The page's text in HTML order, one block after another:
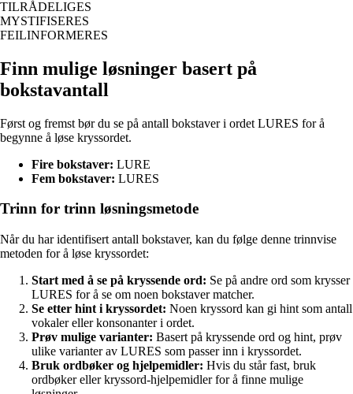
TILRÅDELIGES
MYSTIFISERES
FEILINFORMERES
Finn mulige løsninger basert på
bokstavantall
Først og fremst bør du se på antall bokstaver i ordet LURES for å
begynne å løse kryssordet.
Fire bokstaver: LURE
Fem bokstaver: LURES
Trinn for trinn løsningsmetode
Når du har identifisert antall bokstaver, kan du følge denne trinnvise
metoden for å løse kryssordet:
Start med å se på kryssende ord: Se på andre ord som krysser
LURES for å se om noen bokstaver matcher.
Se etter hint i kryssordet: Noen kryssord kan gi hint som antall
vokaler eller konsonanter i ordet.
Prøv mulige varianter: Basert på kryssende ord og hint, prøv
ulike varianter av LURES som passer inn i kryssordet.
Bruk ordbøker og hjelpemidler: Hvis du står fast, bruk
ordbøker eller kryssord-hjelpemidler for å finne mulige